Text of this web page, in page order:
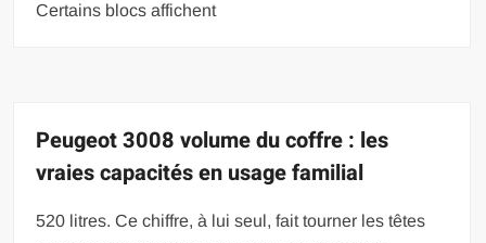
Certains blocs affichent
Peugeot 3008 volume du coffre : les
vraies capacités en usage familial
520 litres. Ce chiffre, à lui seul, fait tourner les têtes